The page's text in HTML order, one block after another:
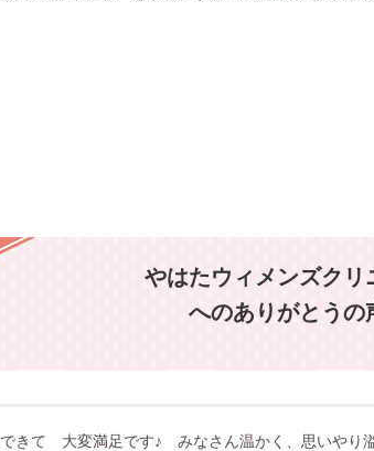
やはたウィメンズクリ
へのありがとうの
きて 大変満足です♪ みなさん温かく、思いやり